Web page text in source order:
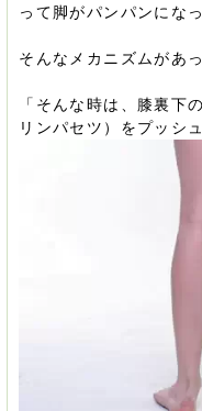
って脚がパンパンにな
そんなメカニズムがあ
「そんな時は、膝裏下
リンパセツ）をプッシ